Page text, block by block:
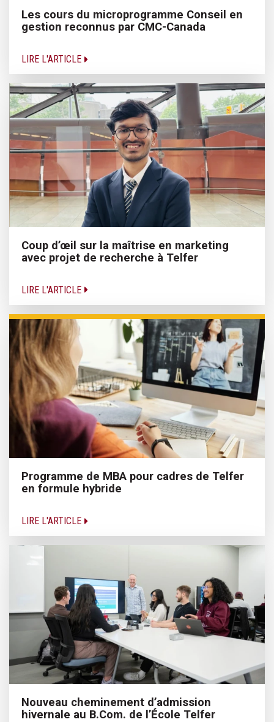
Les cours du microprogramme Conseil en
gestion reconnus par CMC-Canada
LIRE L'ARTICLE
Coup d’œil sur la maîtrise en marketing
avec projet de recherche à Telfer
LIRE L'ARTICLE
Programme de MBA pour cadres de Telfer
en formule hybride
LIRE L'ARTICLE
Nouveau cheminement d’admission
hivernale au B.Com. de l’École Telfer